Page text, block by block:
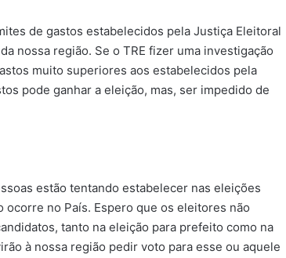
de gastos estabelecidos pela Justiça Eleitoral
nossa região. Se o TRE fizer uma investigação
muito superiores aos estabelecidos pela
pode ganhar a eleição, mas, ser impedido de
estão tentando estabelecer nas eleições
no País. Espero que os eleitores não
tanto na eleição para prefeito como na
à nossa região pedir voto para esse ou aquele